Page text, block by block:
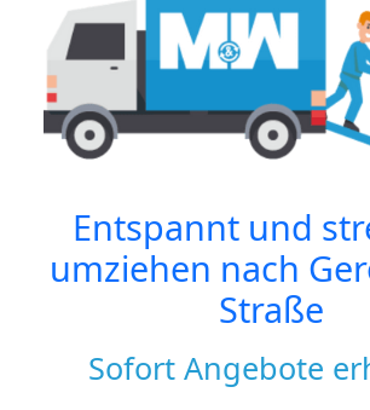
Entspannt und
umziehen nach
Straße
Sofort Angebote